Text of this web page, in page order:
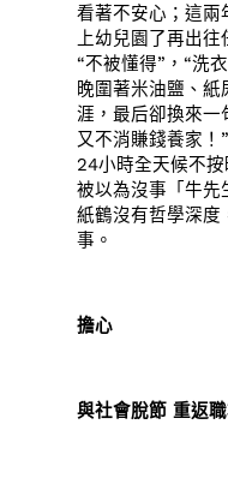
看著不安心；這兩
上幼兒園了再出
“不被懂得”，“洗
晚圍著米油鹽、
涯，最后卻換來
又不消賺錢養家！
24小時全天候不
被以為沒事「牛先
紙鶴沒有哲學深度
事。
擔心
與社會脫節 重返